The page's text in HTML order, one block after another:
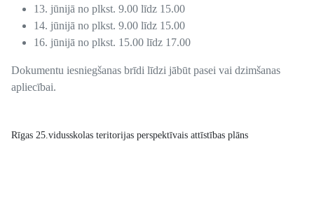
13. jūnijā no plkst. 9.00 līdz 15.00
14. jūnijā no plkst. 9.00 līdz 15.00
16. jūnijā no plkst. 15.00 līdz 17.00
Dokumentu iesniegšanas brīdi līdzi jābūt pasei vai dzimšanas
apliecībai.
Rīgas 25.vidusskolas teritorijas perspektīvais attīstības plāns